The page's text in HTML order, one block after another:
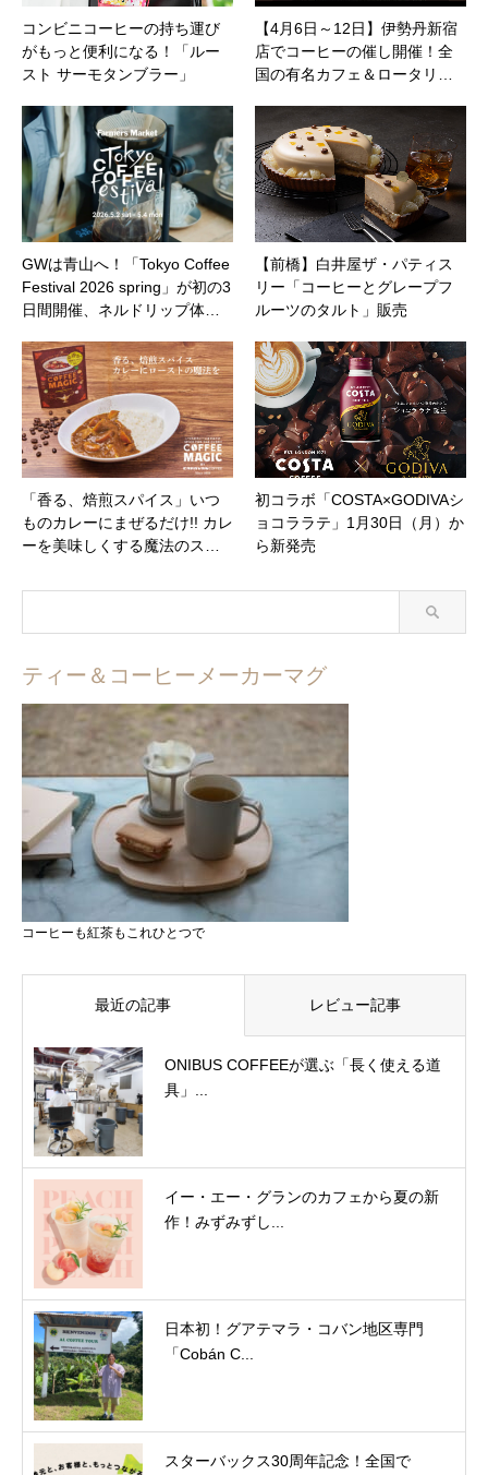
コンビニコーヒーの持ち運び
がもっと便利になる！「ルー
スト サーモタンブラー」
【4月6日～12日】伊勢丹新宿
店でコーヒーの催し開催！全
国の有名カフェ＆ロータリ…
GWは青山へ！「Tokyo Coffee
Festival 2026 spring」が初の3
日間開催、ネルドリップ体…
【前橋】白井屋ザ・パティス
リー「コーヒーとグレープフ
ルーツのタルト」販売
「香る、焙煎スパイス」いつ
ものカレーにまぜるだけ!! カレ
ーを美味しくする魔法のス…
初コラボ「COSTA×GODIVAシ
ョコララテ」1月30日（月）か
ら新発売
ティー＆コーヒーメーカーマグ
コーヒーも紅茶もこれひとつで
最近の記事 レビュー記事
ONIBUS COFFEEが選ぶ「長く使える道
具」...
イー・エー・グランのカフェから夏の新
作！みずみずし...
日本初！グアテマラ・コバン地区専門
「Cobán C...
スターバックス30周年記念！全国で